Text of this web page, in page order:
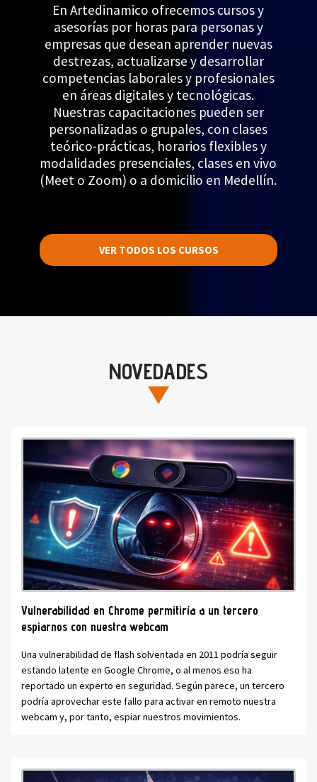
En Artedinamico ofrecemos cursos y
asesorías por horas para personas y
empresas que desean aprender nuevas
destrezas, actualizarse y desarrollar
competencias laborales y profesionales
en áreas digitales y tecnológicas.
Nuestras capacitaciones pueden ser
personalizadas o grupales, con clases
teórico-prácticas, horarios flexibles y
modalidades presenciales, clases en vivo
(Meet o Zoom) o a domicilio en Medellín.
VER TODOS LOS CURSOS
NOVEDADES
Vulnerabilidad en Chrome permitiría a un tercero
espiarnos con nuestra webcam
Una vulnerabilidad de flash solventada en 2011 podría seguir
estando latente en Google Chrome, o al menos eso ha
reportado un experto en seguridad. Según parece, un tercero
podría aprovechar este fallo para activar en remoto nuestra
webcam y, por tanto, espiar nuestros movimientos.